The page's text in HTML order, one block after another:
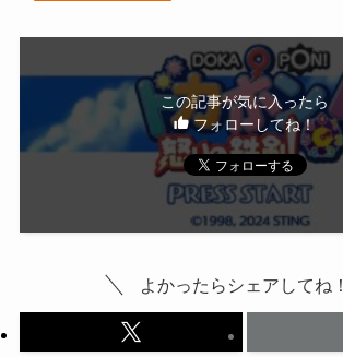
この記事が気に入ったら
フォローしてね！
よかったらシェアしてね！